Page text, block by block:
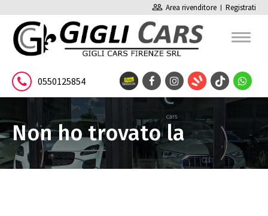
people_outline Area rivenditore Registrati
0550125854
Non ho trovato la